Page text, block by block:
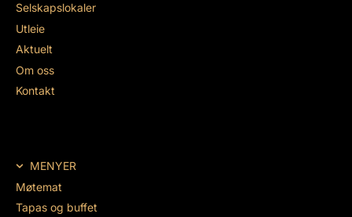
Selskapslokaler
Utleie
Aktuelt
Om oss
Kontakt
MENYER
Møtemat
Tapas og buffet